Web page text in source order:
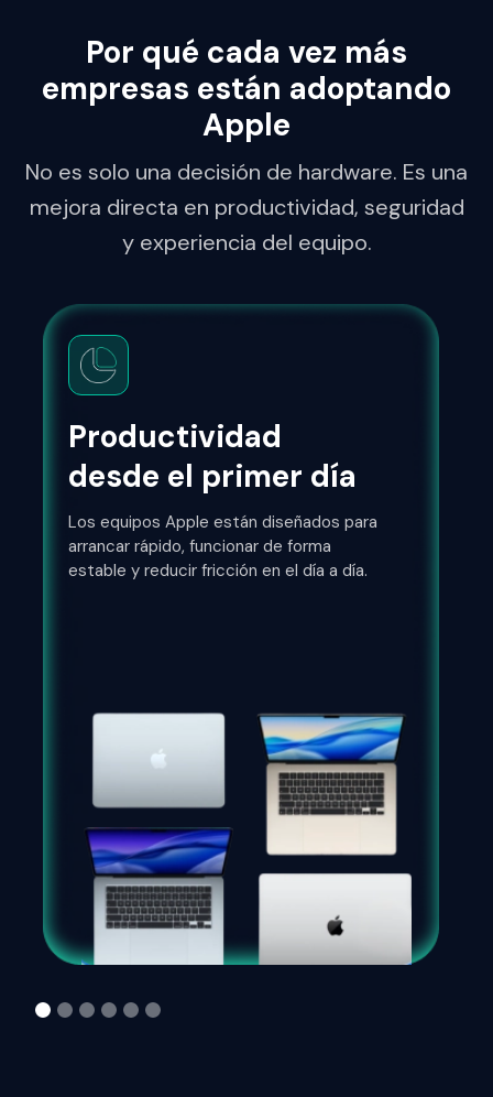
Por qué cada vez más
empresas están adoptando
Apple
No es solo una decisión de hardware. Es una
mejora directa en productividad, seguridad
y experiencia del equipo.
Productividad
desde el primer día
Los equipos Apple están diseñados para
arrancar rápido, funcionar de forma
estable y reducir fricción en el día a día.